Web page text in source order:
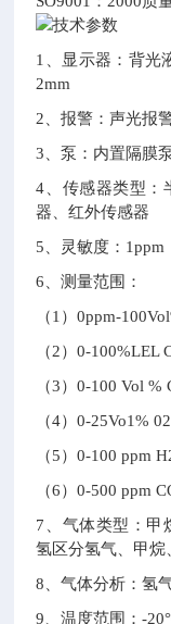
1、显示器：背光
2mm
2、报警：声光报
3、泵：内置隔膜泵
4、传感器类型：
器、红外传感器
5、灵敏度：1ppm
6、测量范围：
（1）0ppm-
（2）0-100%LEL
（3）0-100 Vol %
（4）0-25Vo1% 02
（5）0-100 ppm
（6）0-500 ppm
7、气体类型：甲
氢区分氢气、甲烷
8、气体分析：氢
9、温度范围：-